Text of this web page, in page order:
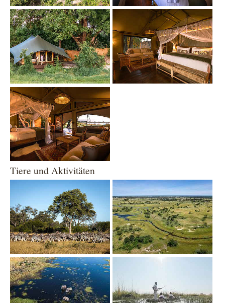
Show larger version Show larger version
Show larger version
Tiere und Aktivitäten
Show larger version Show larger version
Show larger version